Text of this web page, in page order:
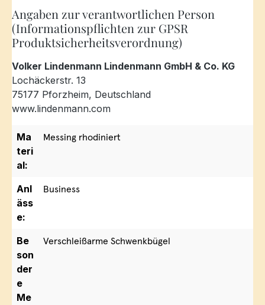
Angaben zur verantwortlichen Person
(Informationspflichten zur GPSR
Produktsicherheitsverordnung)
Volker Lindenmann Lindenmann GmbH & Co. KG
Lochäckerstr. 13
75177 Pforzheim, Deutschland
www.lindenmann.com
Ma
teri
al:
Messing rhodiniert
Anl
äss
e:
Business
Be
son
der
e
Me
Verschleißarme Schwenkbügel